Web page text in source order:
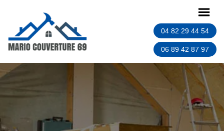
04 82 29 44 54
06 89 42 87 97